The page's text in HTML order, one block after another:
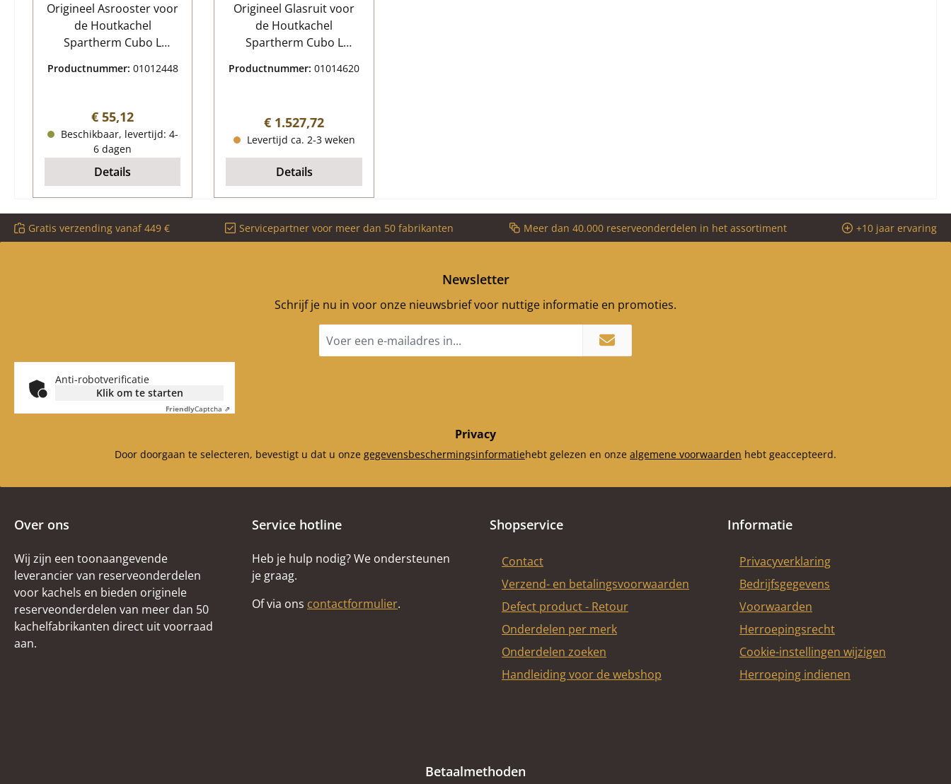
Origineel Asrooster voor
de Houtkachel
Spartherm Cubo L
Asrooster Kerngegevens:
brandrooster
Afmetingen (B/L/H) 180
mm x 110 mm x 10 mm
Materiaal Gieten
Productnummer: 01012448
Normale prijs:
€ 55,12
Beschikbaar, levertijd: 4-
6 dagen
Details
Origineel Glasruit voor
de Houtkachel
Spartherm Cubo L
Glasruit Kerngegevens:
333/333 mm x 550 mm x
4 mm Materiaal
Glaskeramiek Vorm
hoekig hittebestendig
Productnummer:01014620
Normale prijs:
€ 1.527,72
Levertijd ca. 2-3 weken
Details
Gratis verzending vanaf 449 € Servicepartner voor meer dan 50 fabrikanten Meer dan 40.000 reserveonderdelen in het assortiment +10 jaar ervaring
Newsletter
Schrijf je nu in voor onze nieuwsbrief voor nuttige informatie en promoties.
mailadres
Anti-robotverificatie
Klik om te starten
FriendlyCaptcha ⇗
Privacy
Door doorgaan te selecteren, bevestigt u dat u onze gegevensbeschermingsinformatiehebt gelezen en onze algemene voorwaarden hebt geaccepteerd.
Over ons
Wij zijn een toonaangevende
leverancier van reserveonderdelen
voor kachels en bieden originele
reserveonderdelen van meer dan 50
kachelfabrikanten direct uit voorraad
aan.
Service hotline
Heb je hulp nodig? We ondersteunen
je graag.
Of via ons contactformulier.
Shopservice
Contact
Verzend- en betalingsvoorwaarden
Defect product - Retour
Onderdelen per merk
Onderdelen zoeken
Handleiding voor de webshop
Informatie
Privacyverklaring
Bedrijfsgegevens
Voorwaarden
Herroepingsrecht
Cookie-instellingen wijzigen
Herroeping indienen
Betaalmethoden